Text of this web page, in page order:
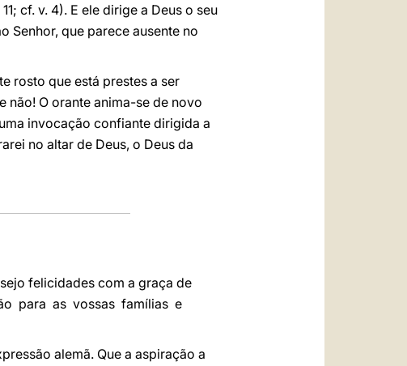
cf. v. 4). E ele dirige a Deus o seu
Senhor, que parece ausente no
rosto que está prestes a ser
não! O orante anima-se de novo
invocação confiante dirigida a
no altar de Deus, o Deus da
felicidades com a graça de
para as vossas famílias e
alemã. Que a aspiração a